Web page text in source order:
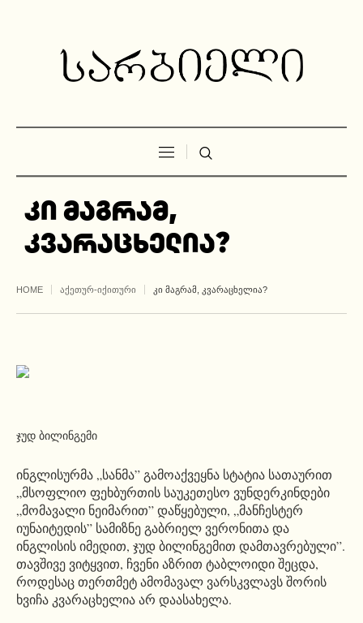
კი მაგრამ,
კვარაცხელია?
HOME ᲐᲥᲔᲗᲣᲠ-ᲘᲥᲘᲗᲣᲠᲘ ᲙᲘ ᲛᲐᲒᲠᲐᲛ, ᲙᲕᲐᲠᲐᲪᲮᲔᲚᲘᲐ?
ჯუდ ბილინგემი
ინგლისურმა „სანმა” გამოაქვეყნა სტატია სათაურით
„მსოფლიო ფეხბურთის საუკეთესო ვუნდერკინდები
„მომავალი ნეიმარით” დაწყებული, „მანჩესტერ
იუნაიტედის” სამიზნე გაბრიელ ვერონითა და
ინგლისის იმედით, ჯუდ ბილინგემით დამთავრებული”.
თავშივე ვიტყვით, ჩვენი აზრით ტაბლოიდი შეცდა,
როდესაც თერთმეტ ამომავალ ვარსკვლავს შორის
ხვიჩა კვარაცხელია არ დაასახელა.